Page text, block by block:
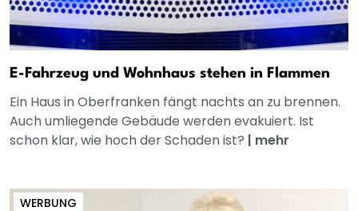
E-Fahrzeug und Wohnhaus stehen in Flammen
Ein Haus in Oberfranken fängt nachts an zu brennen.
Auch umliegende Gebäude werden evakuiert. Ist
schon klar, wie hoch der Schaden ist? | mehr
WERBUNG